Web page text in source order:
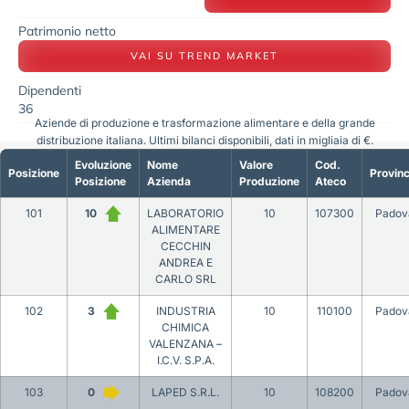
Patrimonio netto
VAI SU TREND MARKET
Dipendenti
36
Posizione
Evoluzione
Posizione
Nome
Azienda
Valore
Produzione
Cod.
Ateco
101 10
LABORATORIO
ALIMENTARE
CECCHIN
ANDREA E
CARLO SRL
10 107300
102 3
INDUSTRIA
CHIMICA
VALENZANA –
I.C.V. S.P.A.
10 110100
103 0 LAPED S.R.L. 10 108200
Aziende di produzione e trasformazione alimentare e della grande
distribuzione italiana. Ultimi bilanci disponibili, dati in migliaia di €.